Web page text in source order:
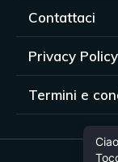
Contattaci
Privacy Policy
Termini e